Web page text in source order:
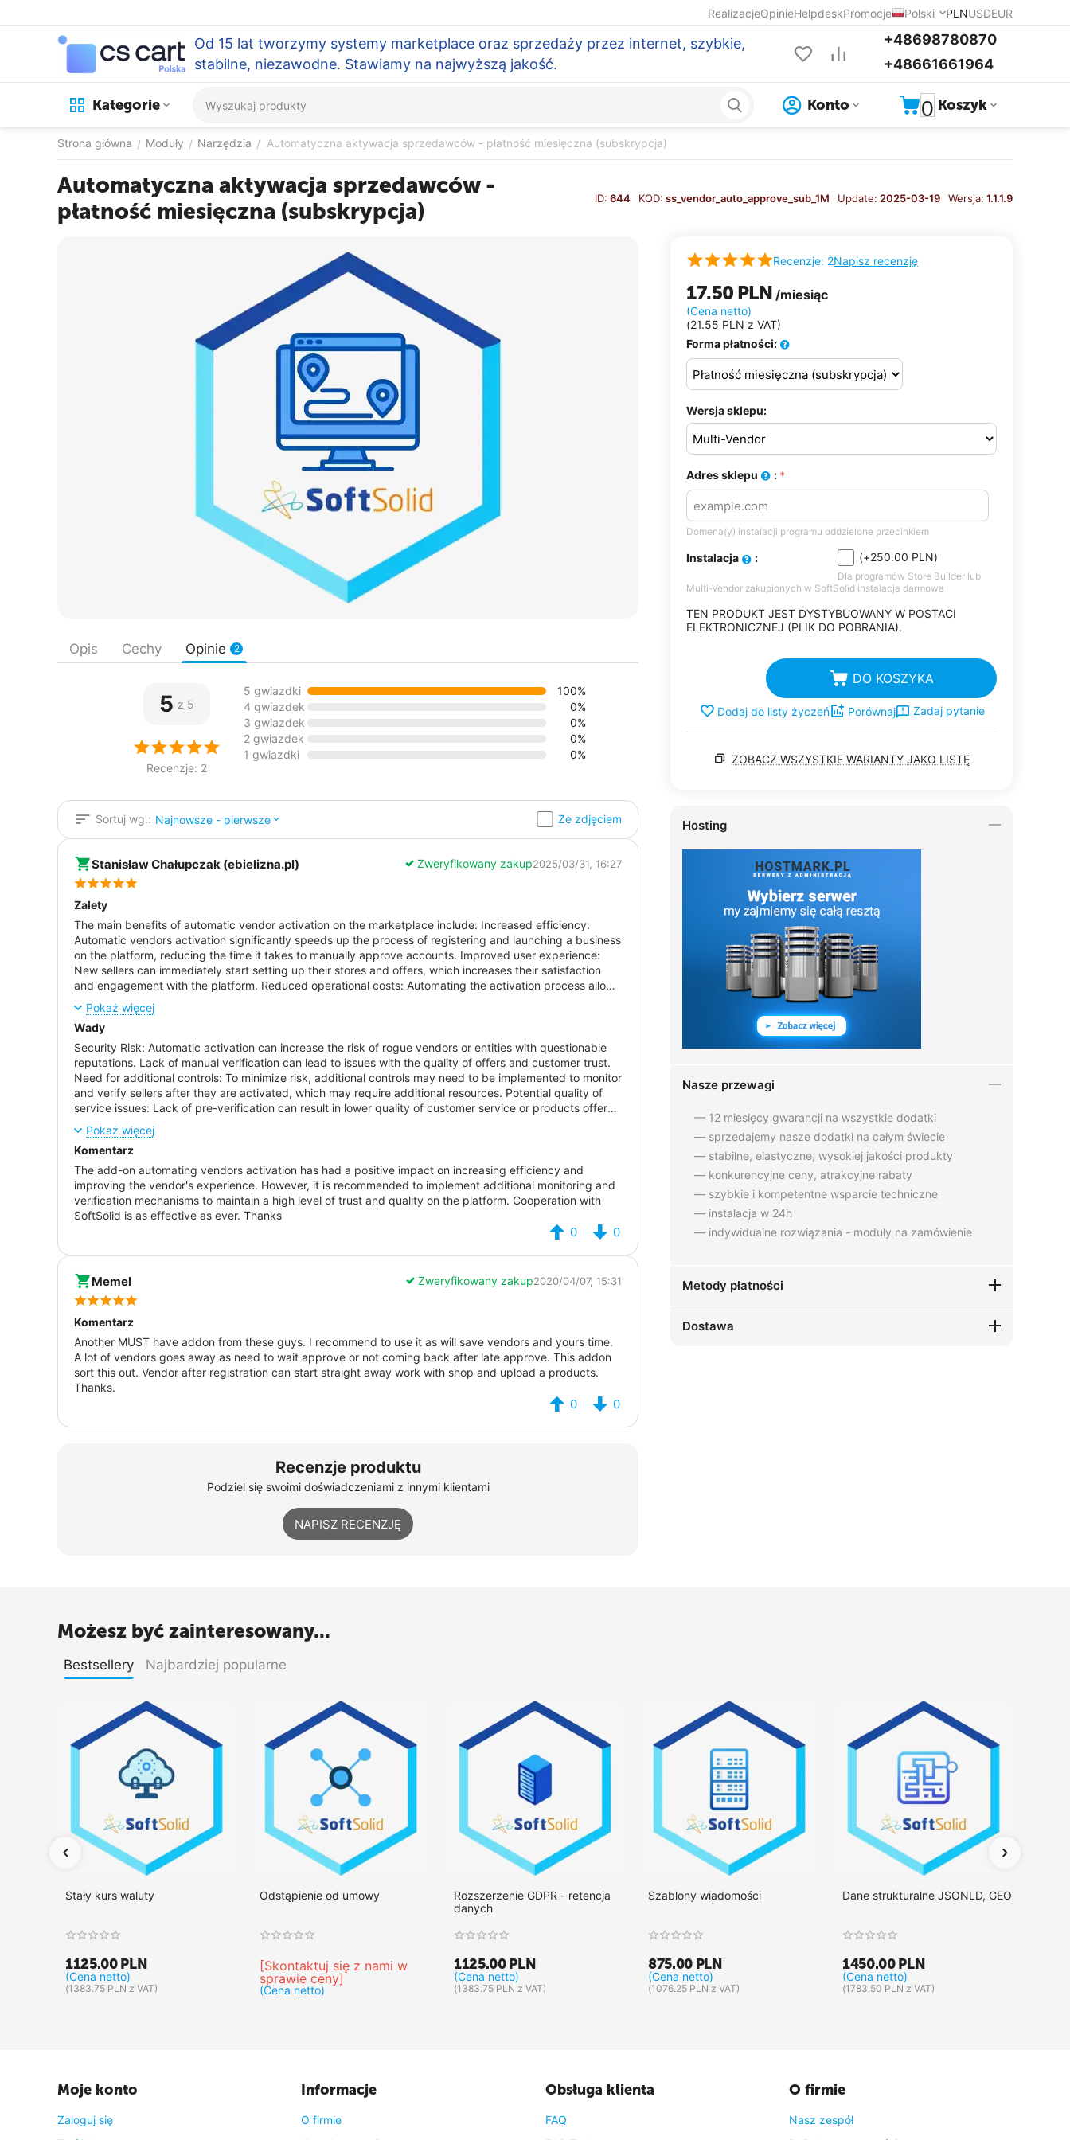
RealizacjeOpinieHelpdeskPromocje Polski PLNUSDEUR
Od 15 lat tworzymy systemy marketplace oraz sprzedaży przez internet, szybkie,
stabilne, niezawodne. Stawiamy na najwyższą jakość.
+48698780870
+48661661964
Kategorie 0 Koszyk
Konto
Strona główna / Moduły / Narzędzia / Automatyczna aktywacja sprzedawców - płatność miesięczna (subskrypcja)
Automatyczna aktywacja sprzedawców -
płatność miesięczna (subskrypcja)
ID: 644 KOD: ss_vendor_auto_approve_sub_1M Update: 2025-03-19 Wersja: 1.1.1.9
Recenzje: 2Napisz recenzję
17.50 PLN /miesiąc
(Cena netto)
(21.55 PLN z VAT)
Forma płatności:
Wersja sklepu:
Adres sklepu :
Domena(y) instalacji programu oddzielone przecinkiem
Instalacja : (+250.00 PLN)
Dla programów Store Builder lub
Multi-Vendor zakupionych w SoftSolid instalacja darmowa
TEN PRODUKT JEST DYSTYBUOWANY W POSTACI
ELEKTRONICZNEJ (PLIK DO POBRANIA).
DO KOSZYKA
Dodaj do listy życzeń Porównaj Zadaj pytanie
ZOBACZ WSZYSTKIE WARIANTY JAKO LISTĘ
Hosting
Nasze przewagi
— 12 miesięcy gwarancji na wszystkie dodatki
— sprzedajemy nasze dodatki na całym świecie
— stabilne, elastyczne, wysokiej jakości produkty
— konkurencyjne ceny, atrakcyjne rabaty
— szybkie i kompetentne wsparcie techniczne
— instalacja w 24h
— indywidualne rozwiązania - moduły na zamówienie
Metody płatności
Dostawa
Opis Cechy Opinie 2
5 z 5
Recenzje: 2
5 gwiazdki
100%
4 gwiazdek
0%
3 gwiazdek
0%
2 gwiazdek
0%
1 gwiazdki
0%
Sortuj wg.: Najnowsze - pierwsze Ze zdjęciem
Stanisław Chałupczak (ebielizna.pl) Zweryfikowany zakup2025/03/31, 16:27
Zalety
The main benefits of automatic vendor activation on the marketplace include: Increased efficiency:
Automatic vendors activation significantly speeds up the process of registering and launching a business
on the platform, reducing the time it takes to manually approve accounts. Improved user experience:
New sellers can immediately start setting up their stores and offers, which increases their satisfaction
and engagement with the platform. Reduced operational costs: Automating the activation process allows
for a reduction in the costs associated with hiring staff to handle registration. Faster time to market: With
automatic activation, sellers can start selling faster and reach new customers, increasing their chances in
the market. Increased attractiveness of the platform: The speed and ease of registration can attract
more potential sellers, increasing the overall attractiveness of the marketplace platform.
Pokaż więcej
Wady
Security Risk: Automatic activation can increase the risk of rogue vendors or entities with questionable
reputations. Lack of manual verification can lead to issues with the quality of offers and customer trust.
Need for additional controls: To minimize risk, additional controls may need to be implemented to monitor
and verify sellers after they are activated, which may require additional resources. Potential quality of
service issues: Lack of pre-verification can result in lower quality of customer service or products offered
by new vendors.
Pokaż więcej
Komentarz
The add-on automating vendors activation has had a positive impact on increasing efficiency and
improving the vendor's experience. However, it is recommended to implement additional monitoring and
verification mechanisms to maintain a high level of trust and quality on the platform. Cooperation with
SoftSolid is as effective as ever. Thanks
0 0
Memel Zweryfikowany zakup2020/04/07, 15:31
Komentarz
Another MUST have addon from these guys. I recommend to use it as will save vendors and yours time.
A lot of vendors goes away as need to wait approve or not coming back after late approve. This addon
sort this out. Vendor after registration can start straight away work with shop and upload a products.
Thanks.
0 0
Recenzje produktu
Podziel się swoimi doświadczeniami z innymi klientami
NAPISZ RECENZJĘ
Możesz być zainteresowany...
Bestsellery Najbardziej popularne
Stały kurs waluty
1125.00 PLN
(Cena netto)
(1383.75 PLN z VAT)
Odstąpienie od umowy
[Skontaktuj się z nami w
sprawie ceny]
(Cena netto)
Rozszerzenie GDPR - retencja
danych
1125.00 PLN
(Cena netto)
(1383.75 PLN z VAT)
Szablony wiadomości
875.00 PLN
(Cena netto)
(1076.25 PLN z VAT)
Dane strukturalne JSONLD, GEO
1450.00 PLN
(Cena netto)
(1783.50 PLN z VAT)
Moje konto
Zaloguj się
Informacje
O firmie
Obsługa klienta
FAQ
O firmie
Nasz zespół